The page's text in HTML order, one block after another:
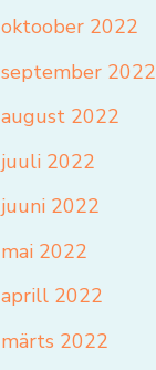
oktoober 2022
september 2022
august 2022
juuli 2022
juuni 2022
mai 2022
aprill 2022
märts 2022